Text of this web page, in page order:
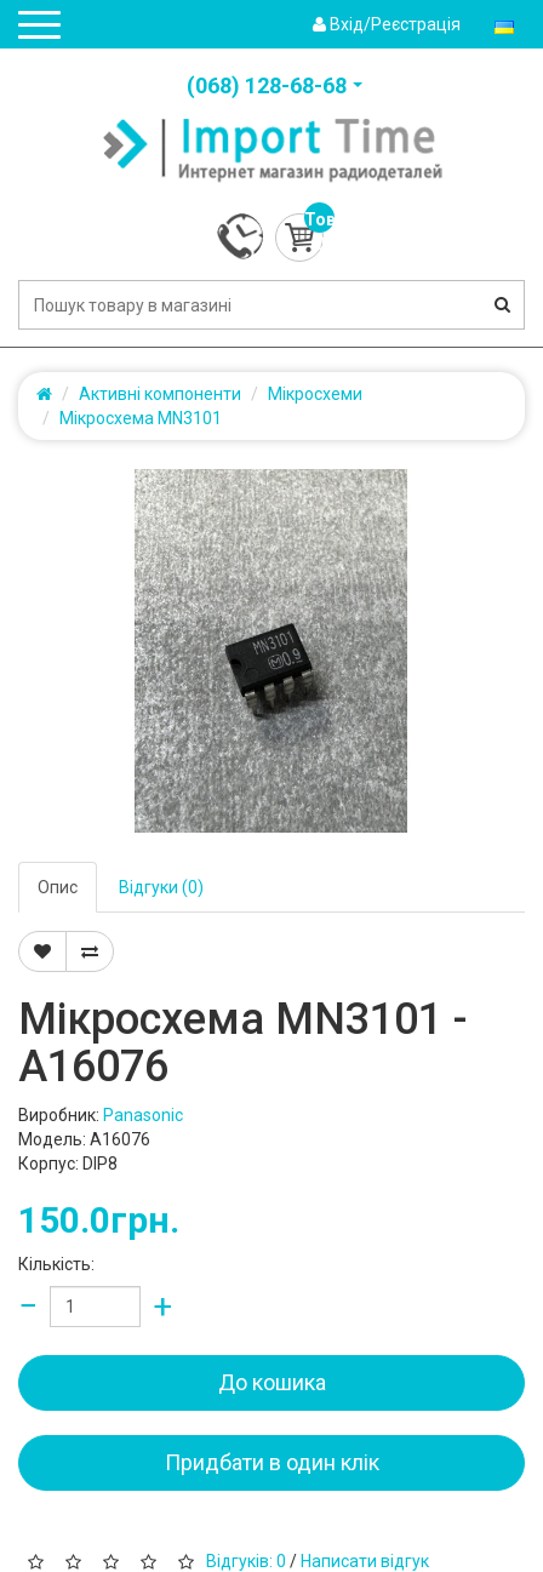
Вхід/Реєстрація
(‎068) 128-68-68
Товарів:
0
(0.0грн.)
Активні компоненти
Мікросхеми
Мікросхема MN3101
Опис Відгуки (0)
Мікросхема MN3101 -
A16076
Виробник: Panasonic
Модель: A16076
Корпус: DIP8
150.0грн.
Кількість:
− +
До кошика
Придбати в один клік
Відгуків: 0 / Написати відгук